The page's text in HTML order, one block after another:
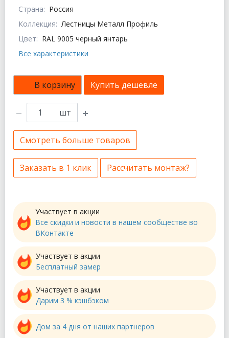
Страна: Россия
Коллекция: Лестницы Металл Профиль
Цвет: RAL 9005 черный янтарь
Все характеристики
В корзину Купить дешевле
шт
Смотреть больше товаров
Заказать в 1 клик Рассчитать монтаж?
Участвует в акции
Все скидки и новости в нашем сообществе во
ВКонтакте
Участвует в акции
Бесплатный замер
Участвует в акции
Дарим 3 % кэшбэком
Дом за 4 дня от наших партнеров